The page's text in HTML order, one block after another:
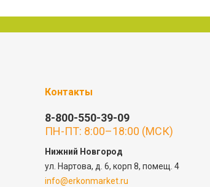
Контакты
8-800-550-39-09
ПН-ПТ: 8:00–18:00 (МСК)
Нижний Новгород
ул. Нартова, д. 6, корп 8, помещ. 4
info@erkonmarket.ru